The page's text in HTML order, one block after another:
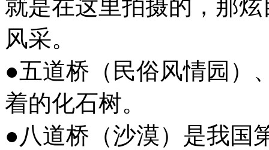
就是在这里拍摄的，那
风采。
●五道桥（民俗风情园）
着的化石树。
●八道桥（沙漠）是我国